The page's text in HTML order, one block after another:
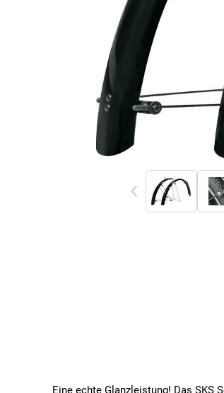
Eine echte Glanzleistung! Das SKS